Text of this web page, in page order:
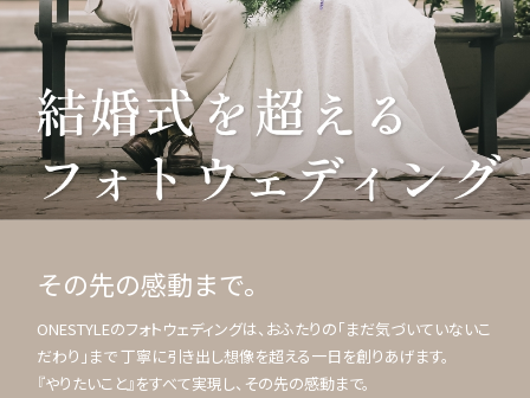
その先の感動まで。
ONESTYLEのフォトウェディングは、おふたりの「まだ気づいていないこ
だわり」まで 丁寧に引き出し想像を超える一日を創りあげます。
『やりたいこと』をすべて実現し、その先の感動まで。